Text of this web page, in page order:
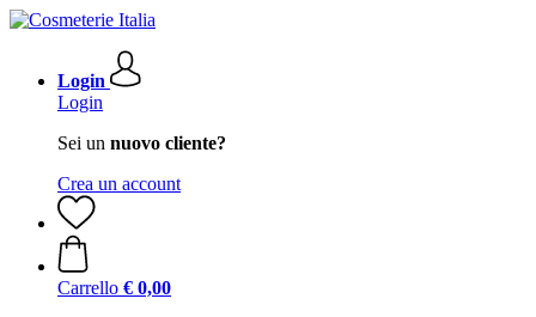
Login
Login
Sei un nuovo cliente?
Crea un account
Carrello € 0,00